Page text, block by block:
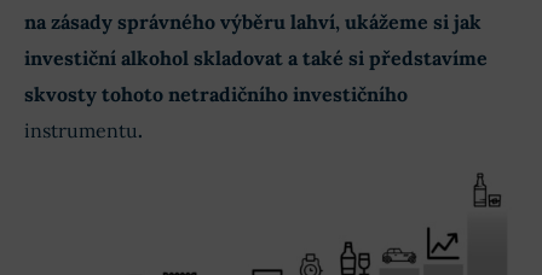
na zásady správného výběru lahví, ukážeme si jak
investiční alkohol skladovat a také si představíme
skvosty tohoto netradičního investičního
instrumentu.